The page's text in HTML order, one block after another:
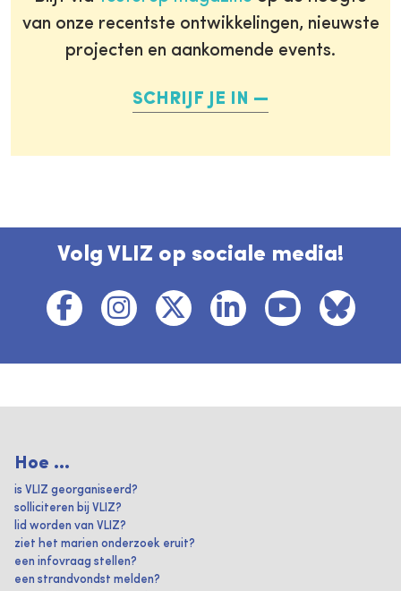
van onze recentste ontwikkelingen, nieuwste
projecten en aankomende events.
SCHRIJF JE IN
Volg VLIZ op sociale media!
Hoe ...
is VLIZ georganiseerd?
solliciteren bij VLIZ?
lid worden van VLIZ?
ziet het marien onderzoek eruit?
een infovraag stellen?
een strandvondst melden?